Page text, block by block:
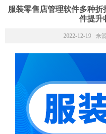
服装零售店管理软件多种
件提升
2022-12-19 来